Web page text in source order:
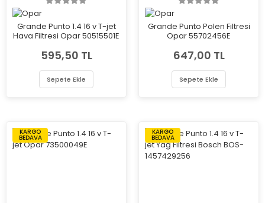
Grande Punto 1.4 16 v T-jet
Hava Filtresi Opar 50515501E
595,50 TL
Sepete Ekle
Grande Punto Polen Filtresi
Opar 55702456E
647,00 TL
Sepete Ekle
KARGO
BEDAVA
KARGO
BEDAVA